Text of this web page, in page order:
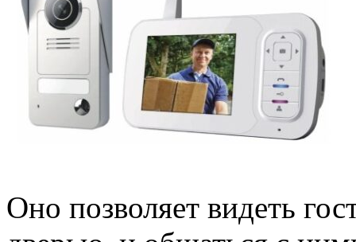
Оно позволяет видеть